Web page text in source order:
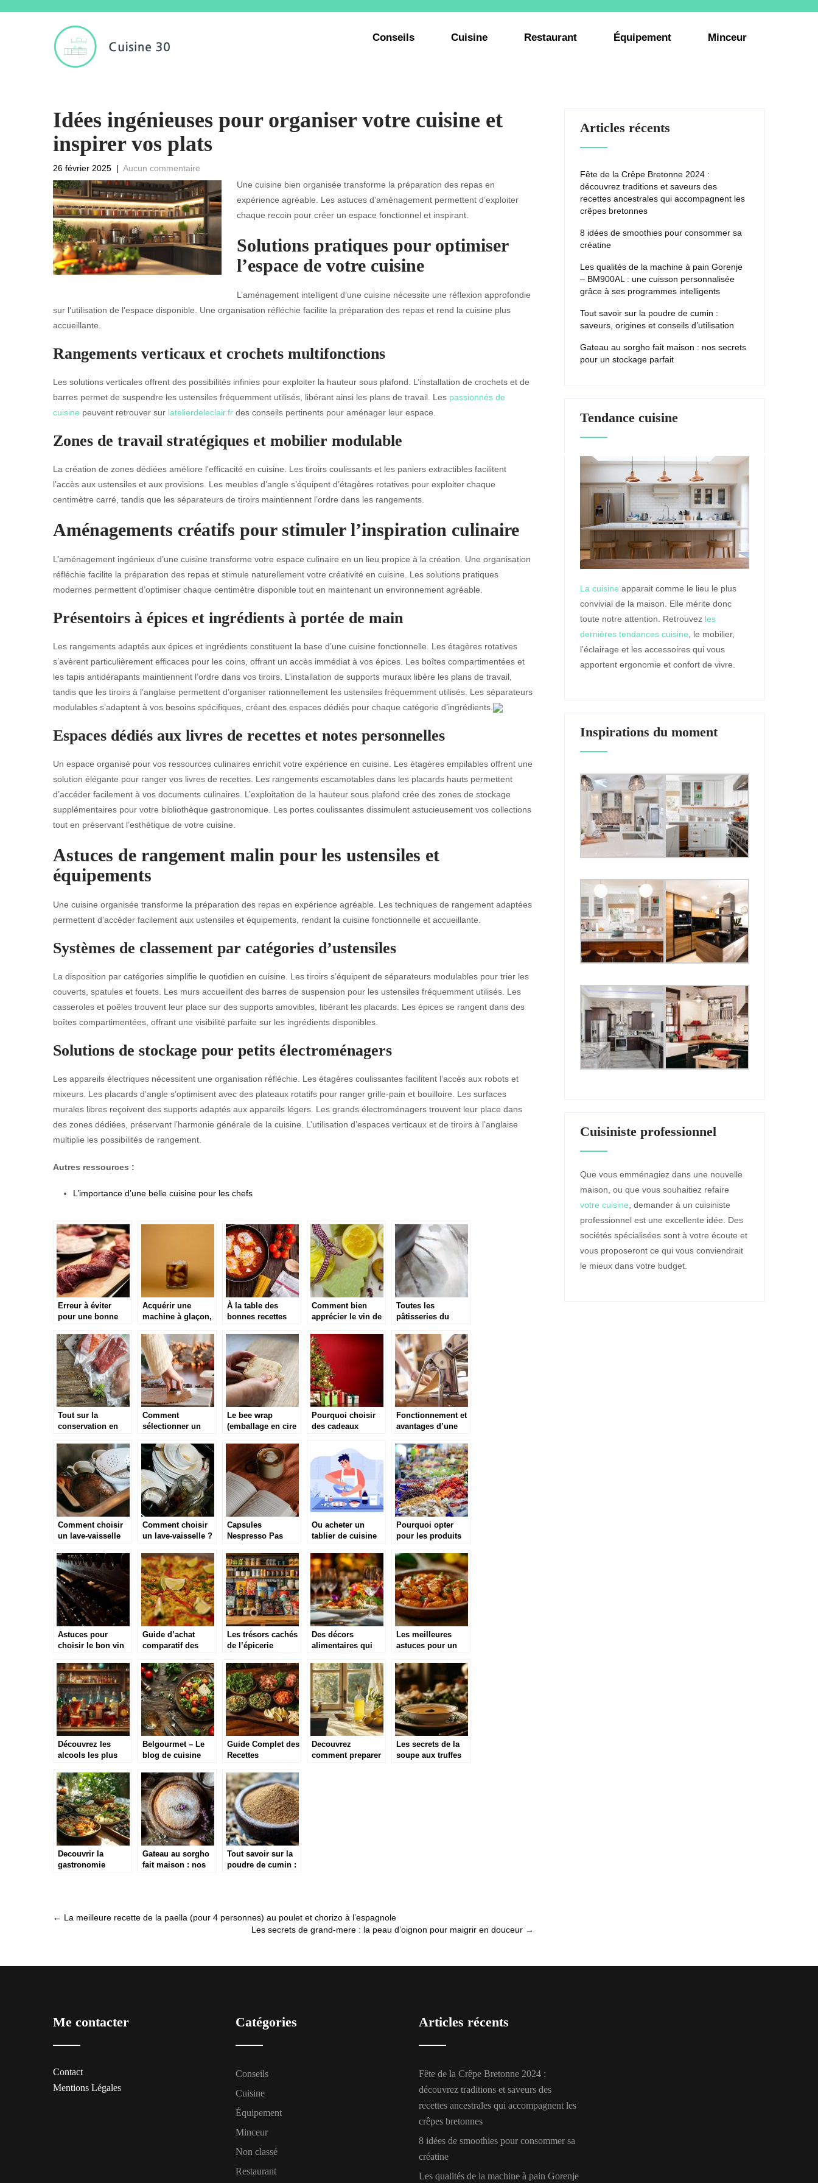
Conseils Cuisine Restaurant Équipement Minceur
Idées ingénieuses pour organiser votre cuisine et
inspirer vos plats
26 février 2025 | Aucun commentaire
Une cuisine bien organisée transforme la préparation des repas en
expérience agréable. Les astuces d’aménagement permettent d’exploiter
chaque recoin pour créer un espace fonctionnel et inspirant.
Solutions pratiques pour optimiser
l’espace de votre cuisine
L’aménagement intelligent d’une cuisine nécessite une réflexion approfondie
sur l’utilisation de l’espace disponible. Une organisation réfléchie facilite la préparation des repas et rend la cuisine plus
accueillante.
Rangements verticaux et crochets multifonctions
Les solutions verticales offrent des possibilités infinies pour exploiter la hauteur sous plafond. L’installation de crochets et de
barres permet de suspendre les ustensiles fréquemment utilisés, libérant ainsi les plans de travail. Les passionnés de
cuisine peuvent retrouver sur latelierdeleclair.fr des conseils pertinents pour aménager leur espace.
Zones de travail stratégiques et mobilier modulable
La création de zones dédiées améliore l’efficacité en cuisine. Les tiroirs coulissants et les paniers extractibles facilitent
l’accès aux ustensiles et aux provisions. Les meubles d’angle s’équipent d’étagères rotatives pour exploiter chaque
centimètre carré, tandis que les séparateurs de tiroirs maintiennent l’ordre dans les rangements.
Aménagements créatifs pour stimuler l’inspiration culinaire
L’aménagement ingénieux d’une cuisine transforme votre espace culinaire en un lieu propice à la création. Une organisation
réfléchie facilite la préparation des repas et stimule naturellement votre créativité en cuisine. Les solutions pratiques
modernes permettent d’optimiser chaque centimètre disponible tout en maintenant un environnement agréable.
Présentoirs à épices et ingrédients à portée de main
Les rangements adaptés aux épices et ingrédients constituent la base d’une cuisine fonctionnelle. Les étagères rotatives
s’avèrent particulièrement efficaces pour les coins, offrant un accès immédiat à vos épices. Les boîtes compartimentées et
les tapis antidérapants maintiennent l’ordre dans vos tiroirs. L’installation de supports muraux libère les plans de travail,
tandis que les tiroirs à l’anglaise permettent d’organiser rationnellement les ustensiles fréquemment utilisés. Les séparateurs
modulables s’adaptent à vos besoins spécifiques, créant des espaces dédiés pour chaque catégorie d’ingrédients.
Espaces dédiés aux livres de recettes et notes personnelles
Un espace organisé pour vos ressources culinaires enrichit votre expérience en cuisine. Les étagères empilables offrent une
solution élégante pour ranger vos livres de recettes. Les rangements escamotables dans les placards hauts permettent
d’accéder facilement à vos documents culinaires. L’exploitation de la hauteur sous plafond crée des zones de stockage
supplémentaires pour votre bibliothèque gastronomique. Les portes coulissantes dissimulent astucieusement vos collections
tout en préservant l’esthétique de votre cuisine.
Astuces de rangement malin pour les ustensiles et
équipements
Une cuisine organisée transforme la préparation des repas en expérience agréable. Les techniques de rangement adaptées
permettent d’accéder facilement aux ustensiles et équipements, rendant la cuisine fonctionnelle et accueillante.
Systèmes de classement par catégories d’ustensiles
La disposition par catégories simplifie le quotidien en cuisine. Les tiroirs s’équipent de séparateurs modulables pour trier les
couverts, spatules et fouets. Les murs accueillent des barres de suspension pour les ustensiles fréquemment utilisés. Les
casseroles et poêles trouvent leur place sur des supports amovibles, libérant les placards. Les épices se rangent dans des
boîtes compartimentées, offrant une visibilité parfaite sur les ingrédients disponibles.
Solutions de stockage pour petits électroménagers
Les appareils électriques nécessitent une organisation réfléchie. Les étagères coulissantes facilitent l’accès aux robots et
mixeurs. Les placards d’angle s’optimisent avec des plateaux rotatifs pour ranger grille-pain et bouilloire. Les surfaces
murales libres reçoivent des supports adaptés aux appareils légers. Les grands électroménagers trouvent leur place dans
des zones dédiées, préservant l’harmonie générale de la cuisine. L’utilisation d’espaces verticaux et de tiroirs à l’anglaise
multiplie les possibilités de rangement.
Autres ressources :
L’importance d’une belle cuisine pour les chefs
Erreur à éviter
pour une bonne
viande : Utiliser
une planche à
découper pour tout
Acquérir une
machine à glaçon,
cuisine
À la table des
bonnes recettes
Comment bien
apprécier le vin de
qui soit ?
Toutes les
pâtisseries du
Tout sur la
conservation en
Comment
sélectionner un
Le bee wrap
(emballage en cire
conseils
d’entretien
Pourquoi choisir
des cadeaux
Fonctionnement et
avantages d’une
Comment choisir
un lave-vaisselle
Comment choisir
un lave-vaisselle ?
Capsules
Nespresso Pas
Prix 2021
Ou acheter un
tablier de cuisine
Pourquoi opter
pour les produits
Astuces pour
choisir le bon vin
Guide d’achat
comparatif des
bon marché
Les trésors cachés
de l’épicerie
Des décors
alimentaires qui
touche d’exception
Les meilleures
astuces pour un
parfait
Découvrez les
alcools les plus
leur impact
fascinant
Belgourmet – Le
blog de cuisine
Guide Complet des
Recettes
Mezzes : Histoire
et Preparation des
Classiques
Decouvrez
comment preparer
Les secrets de la
soupe aux truffes
Decouvrir la
gastronomie
Gateau au sorgho
fait maison : nos
Tout savoir sur la
poudre de cumin :
Post
← La meilleure recette de la paella (pour 4 personnes) au poulet et chorizo à l’espagnole
Les secrets de grand-mere : la peau d’oignon pour maigrir en douceur →
Articles récents
Fête de la Crêpe Bretonne 2024 :
découvrez traditions et saveurs des
recettes ancestrales qui accompagnent les
crêpes bretonnes
8 idées de smoothies pour consommer sa
créatine
Les qualités de la machine à pain Gorenje
– BM900AL : une cuisson personnalisée
grâce à ses programmes intelligents
Tout savoir sur la poudre de cumin :
saveurs, origines et conseils d’utilisation
Gateau au sorgho fait maison : nos secrets
pour un stockage parfait
Tendance cuisine
La cuisine apparait comme le lieu le plus
convivial de la maison. Elle mérite donc
toute notre attention. Retrouvez les
dernières tendances cuisine , le mobilier,
l’éclairage et les accessoires qui vous
apportent ergonomie et confort de vivre.
Inspirations du moment
Cuisiniste professionnel
Que vous emménagiez dans une nouvelle
maison, ou que vous souhaitiez refaire
votre cuisine, demander à un cuisiniste
professionnel est une excellente idée. Des
sociétés spécialisées sont à votre écoute et
vous proposeront ce qui vous conviendrait
le mieux dans votre budget.
Me contacter
Contact
Mentions Légales
Catégories
Conseils
Cuisine
Équipement
Minceur
Non classé
Restaurant
Articles récents
Fête de la Crêpe Bretonne 2024 :
découvrez traditions et saveurs des
recettes ancestrales qui accompagnent les
crêpes bretonnes
8 idées de smoothies pour consommer sa
créatine
Les qualités de la machine à pain Gorenje